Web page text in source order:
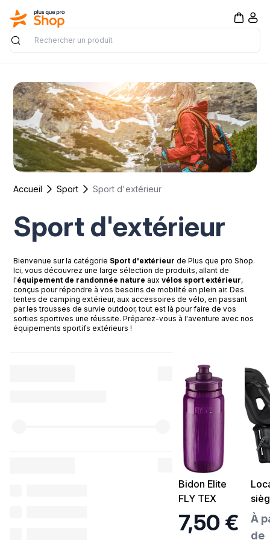
Rechercher
Accueil Sport Sport d'extérieur
Sport d'extérieur
Bienvenue sur la catégorie Sport d'extérieur de Plus que pro Shop.
Ici, vous découvrez une large sélection de produits, allant de
l'équipement de randonnée nature auxvélos sport extérieur,
conçus pour répondre à vos besoins de mobilité en plein air. Des
tentes de camping extérieur, aux accessoires de vélo, en passant
par les trousses de survie outdoor, tout est là pour faire de vos
sorties sportives une réussite. Préparez-vous à l'aventure avec nos
équipements sportifs extérieurs !
Bidon Elite
FLY TEX
500ml
7,50 €
2
À
de